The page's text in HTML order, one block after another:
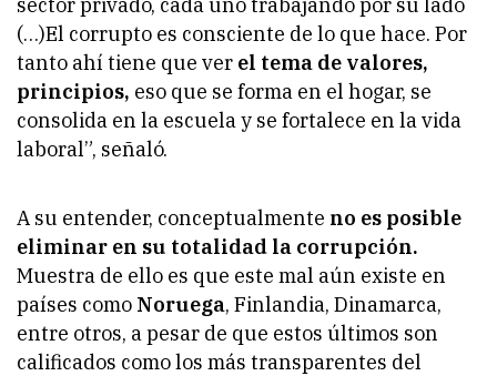
(…)El corrupto es consciente de lo que hace. Por
tanto ahí tiene que ver el tema de valores,
principios, eso que se forma en el hogar, se
consolida en la escuela y se fortalece en la vida
laboral”, señaló.
A su entender, conceptualmente no es posible
eliminar en su totalidad la corrupción.
Muestra de ello es que este mal aún existe en
países como Noruega, Finlandia, Dinamarca,
entre otros, a pesar de que estos últimos son
calificados como los más transparentes del